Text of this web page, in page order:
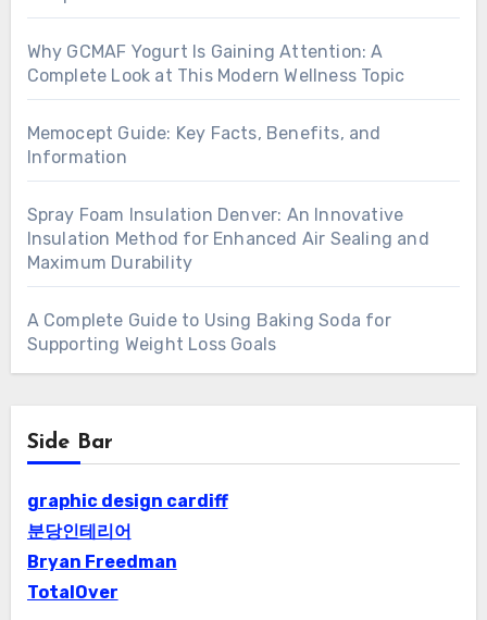
Why GCMAF Yogurt Is Gaining Attention: A
Complete Look at This Modern Wellness Topic
Memocept Guide: Key Facts, Benefits, and
Information
Spray Foam Insulation Denver: An Innovative
Insulation Method for Enhanced Air Sealing and
Maximum Durability
A Complete Guide to Using Baking Soda for
Supporting Weight Loss Goals
Side Bar
graphic design cardiff
분당인테리어
Bryan Freedman
TotalOver